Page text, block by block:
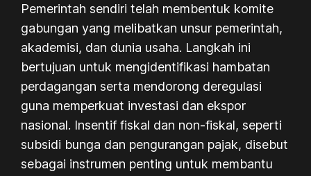
Pemerintah sendiri telah membentuk komite
gabungan yang melibatkan unsur pemerintah,
akademisi, dan dunia usaha. Langkah ini
bertujuan untuk mengidentifikasi hambatan
perdagangan serta mendorong deregulasi
guna memperkuat investasi dan ekspor
nasional. Insentif fiskal dan non-fiskal, seperti
subsidi bunga dan pengurangan pajak, disebut
sebagai instrumen penting untuk membantu